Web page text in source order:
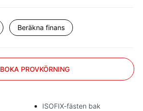
Beräkna finans
BOKA PROVKÖRNING
ISOFIX-fästen bak